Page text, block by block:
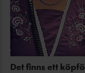
Det finns ett